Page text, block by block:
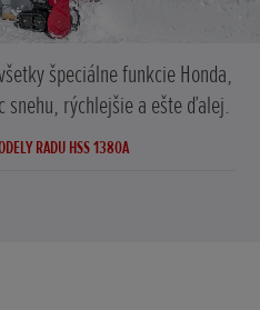
špeciálne funkcie Honda,
rýchlejšie a ešte ďalej.
RADU HSS 1380A